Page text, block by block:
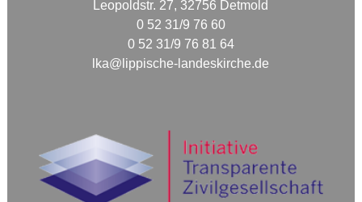
Leopoldstr. 27, 32756 Detmold
0 52 31/9 76 60
0 52 31/9 76 81 64
lka@lippische-landeskirche.de